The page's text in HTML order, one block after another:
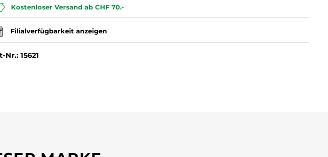
Kostenloser Versand ab CHF 70.-
Filialverfügbarkeit anzeigen
Nr.: 15621